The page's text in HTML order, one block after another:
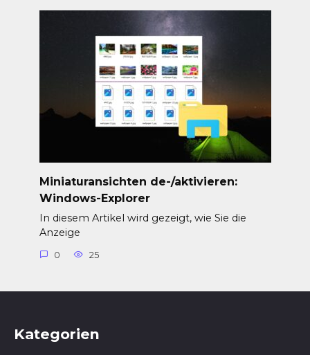
Miniaturansichten de-/aktivieren:
Windows-Explorer
In diesem Artikel wird gezeigt, wie Sie die
Anzeige
0 25
Kategorien